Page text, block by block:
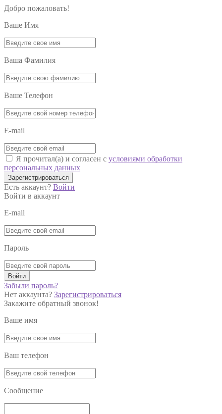
Добро пожаловать!
Ваше Имя
Ваша Фамилия
Ваше Телефон
E-mail
Я прочитал(а) и согласен с условиями обработки
персональных данных
Зарегистрироваться
Есть аккаунт? Войти
Войти в аккаунт
E-mail
Пароль
Войти
Забыли пароль?
Нет аккаунта? Зарегистрироваться
Закажите обратный звонок!
Ваше имя
Ваш телефон
Сообщение